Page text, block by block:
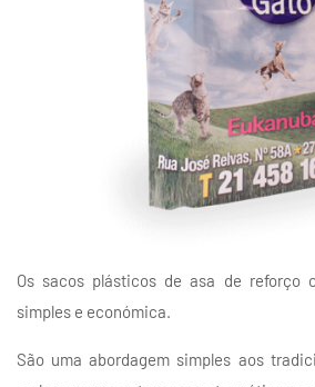
Os sacos plásticos de asa de reforço
simples e económica.
São uma abordagem simples aos